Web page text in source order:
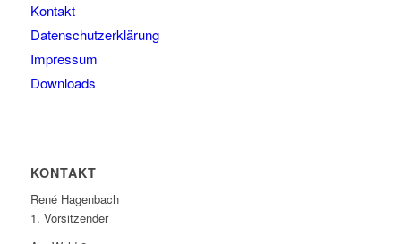
Kontakt
Datenschutzerklärung
Impressum
Downloads
KONTAKT
René Hagenbach
1. Vorsitzender